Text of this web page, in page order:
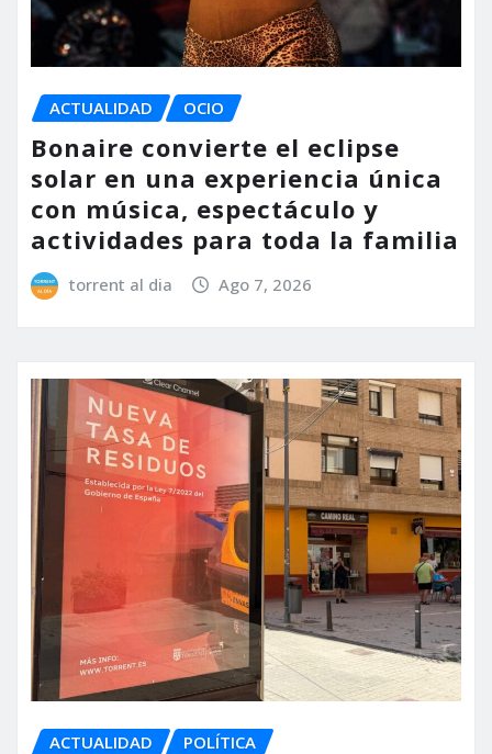
ACTUALIDAD OCIO
Bonaire convierte el eclipse
solar en una experiencia única
con música, espectáculo y
actividades para toda la familia
torrent al dia Ago 7, 2026
ACTUALIDAD POLÍTICA